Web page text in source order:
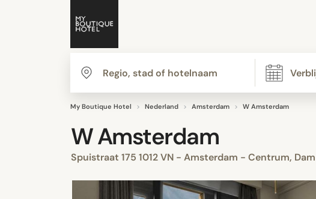
My Boutique Hotel Nederland Amsterdam W Amsterdam
W Amsterdam
Spuistraat 175 1012 VN - Amsterdam - Centrum,